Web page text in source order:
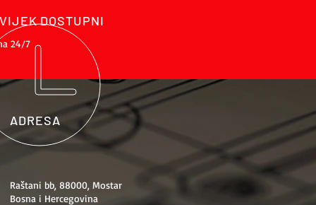
DOSTUPNI
24/7
ADRESA
Raštani bb, 88000, Mostar
Bosna i Hercegovina